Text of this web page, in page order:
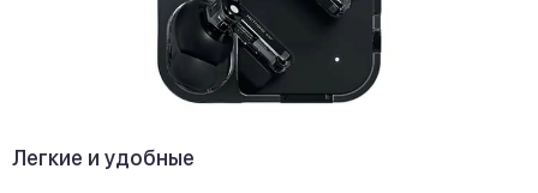
Легкие и удобные